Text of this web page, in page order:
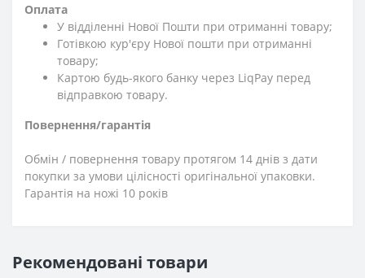
Оплата
У відділенні Нової Пошти при отриманні товару;
Готівкою кур'єру Нової пошти при отриманні
товару;
Картою будь-якого банку через LiqPay перед
відправкою товару.
Повернення/гарантія
Обмін / повернення товару протягом 14 днів з дати
покупки за умови цілісності оригінальної упаковки.
Гарантія на ножі 10 років
Рекомендовані товари